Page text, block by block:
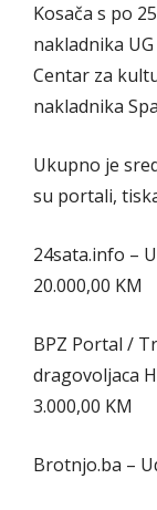
Kosača s po
nakladnika
Centar za
nakladnika
Ukupno je
su portali,
24sata.info –
20.000,00 KM
BPZ Portal /
dragovoljaca
3.000,00 KM
Brotnjo.ba –